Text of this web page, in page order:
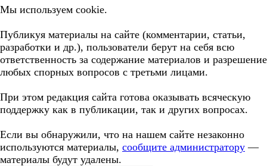
Мы используем cookie.
Публикуя материалы на сайте (комментарии, статьи,
разработки и др.), пользователи берут на себя всю
ответственность за содержание материалов и разрешение
любых спорных вопросов с третьми лицами.
При этом редакция сайта готова оказывать всяческую
поддержку как в публикации, так и других вопросах.
Если вы обнаружили, что на нашем сайте незаконно
используются материалы, сообщите администратору —
материалы будут удалены.